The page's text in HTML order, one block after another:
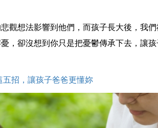
觀想法影響到他們，而孩子長大後，我
，卻沒想到你只是把憂鬱傳承下去，讓
招，讓孩子爸爸更懂妳